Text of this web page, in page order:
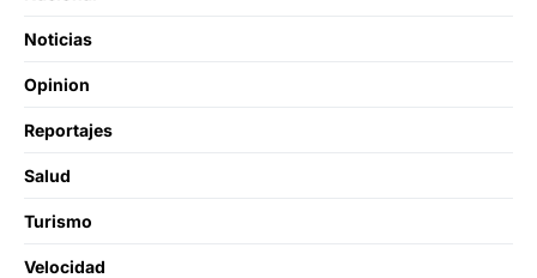
Noticias
Opinion
Reportajes
Salud
Turismo
Velocidad